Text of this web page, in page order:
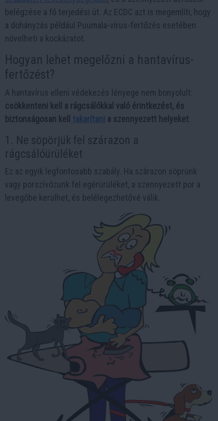
belégzése a fő terjedési út. Az ECDC azt is megemlíti, hogy
a dohányzás például Puumala-vírus-fertőzés esetében
növelheti a kockázatot.
Hogyan lehet megelőzni a hantavírus-
fertőzést?
A hantavírus elleni védekezés lényege nem bonyolult:
csökkenteni kell a rágcsálókkal való érintkezést, és
biztonságosan kell
takarítani a szennyezett helyeket
1. Ne söpörjük fel szárazon a
rágcsálóürüléket
Ez az egyik legfontosabb szabály. Ha szárazon söprünk
vagy porszívózunk fel egérürüléket, a szennyezett por a
levegőbe kerülhet, és belélegezhetővé válik.